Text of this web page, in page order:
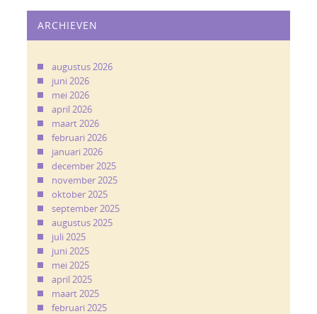
ARCHIEVEN
augustus 2026
juni 2026
mei 2026
april 2026
maart 2026
februari 2026
januari 2026
december 2025
november 2025
oktober 2025
september 2025
augustus 2025
juli 2025
juni 2025
mei 2025
april 2025
maart 2025
februari 2025